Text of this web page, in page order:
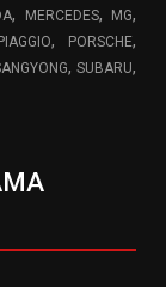
, MERCEDES, MG,
PIAGGIO, PORSCHE,
,SUBARU,